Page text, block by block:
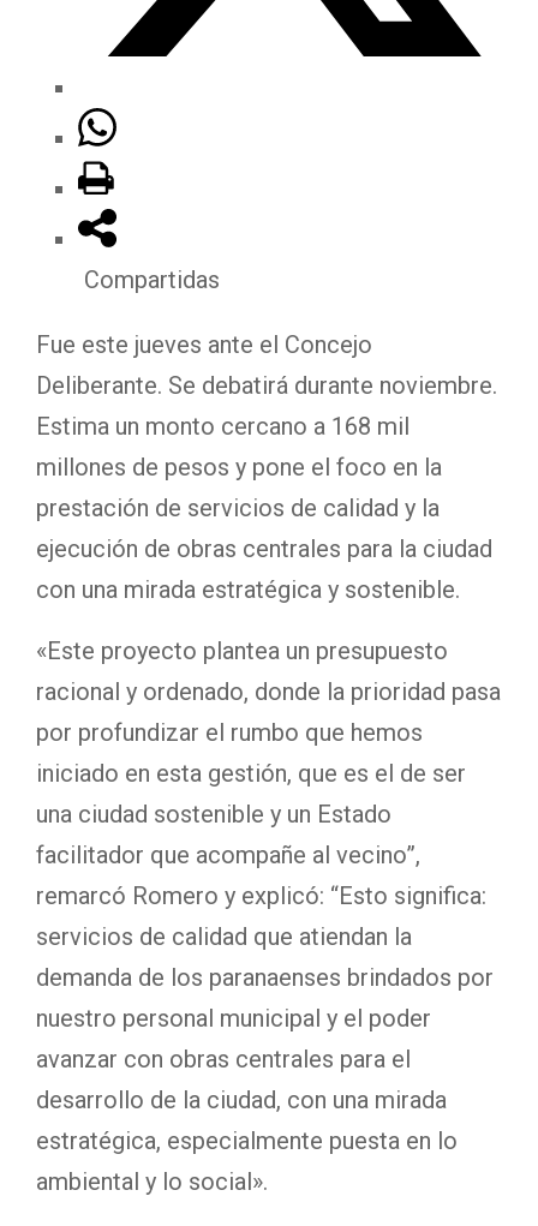
Compartidas
Fue este jueves ante el Concejo
Deliberante. Se debatirá durante noviembre.
Estima un monto cercano a 168 mil
millones de pesos y pone el foco en la
prestación de servicios de calidad y la
ejecución de obras centrales para la ciudad
con una mirada estratégica y sostenible.
«Este proyecto plantea un presupuesto
racional y ordenado, donde la prioridad pasa
por profundizar el rumbo que hemos
iniciado en esta gestión, que es el de ser
una ciudad sostenible y un Estado
facilitador que acompañe al vecino”,
remarcó Romero y explicó: “Esto significa:
servicios de calidad que atiendan la
demanda de los paranaenses brindados por
nuestro personal municipal y el poder
avanzar con obras centrales para el
desarrollo de la ciudad, con una mirada
estratégica, especialmente puesta en lo
ambiental y lo social».